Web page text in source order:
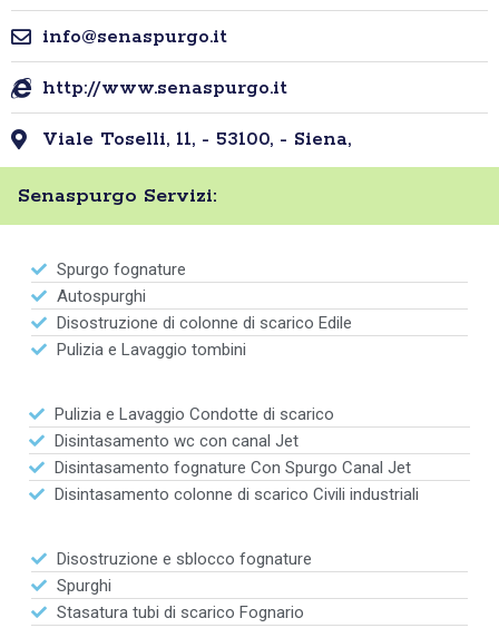
info@senaspurgo.it
http://www.senaspurgo.it
Viale Toselli, 11, - 53100, - Siena,
Senaspurgo Servizi:
Spurgo fognature
Autospurghi
Disostruzione di colonne di scarico Edile
Pulizia e Lavaggio tombini
Pulizia e Lavaggio Condotte di scarico
Disintasamento wc con canal Jet
Disintasamento fognature Con Spurgo Canal Jet
Disintasamento colonne di scarico Civili industriali
Disostruzione e sblocco fognature
Spurghi
Stasatura tubi di scarico Fognario